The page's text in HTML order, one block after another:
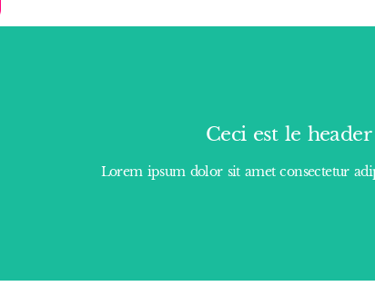
Ceci est le header
Lorem ipsum dolor sit amet consectetur